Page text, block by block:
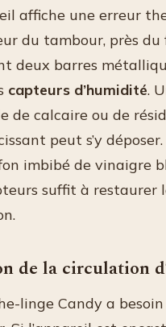
affiche une erreur
du tambour, près du
deux barres
capteurs d’humidité.
de calcaire ou de
peut s’y
imbibé de vinaigre
suffit à restaurer
de la circulation
linge Candy a